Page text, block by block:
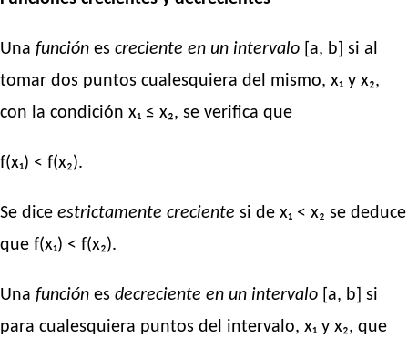
Una función es creciente en un intervalo [a, b] si al
tomar dos puntos cualesquiera del mismo, x₁ y x₂,
con la condición x₁ ≤ x₂, se verifica que
f(x₁) < f(x₂).
Se dice estrictamente creciente si de x₁ < x₂ se deduce
que f(x₁) < f(x₂).
Una función es decreciente en un intervalo [a, b] si
para cualesquiera puntos del intervalo, x₁ y x₂, que